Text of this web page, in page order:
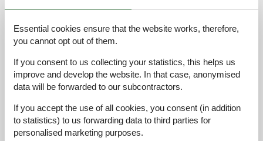
Cleaning: 5 Location:
Cleaning: 5 Location: 4 Overall:
Room:
5 Services on site: 5 Value for money:
4,6 oktober 2023
Cleaning: 5 Location: 4 Overall:
Room:
4 Services on site:
Essential cookies ensure that the website works, therefore,
you cannot opt out of them.
If you consent to us collecting your statistics, this helps us
improve and develop the website. In that case, anonymised
data will be forwarded to our subcontractors.
If you accept the use of all cookies, you consent (in addition
to statistics) to us forwarding data to third parties for
personalised marketing purposes.